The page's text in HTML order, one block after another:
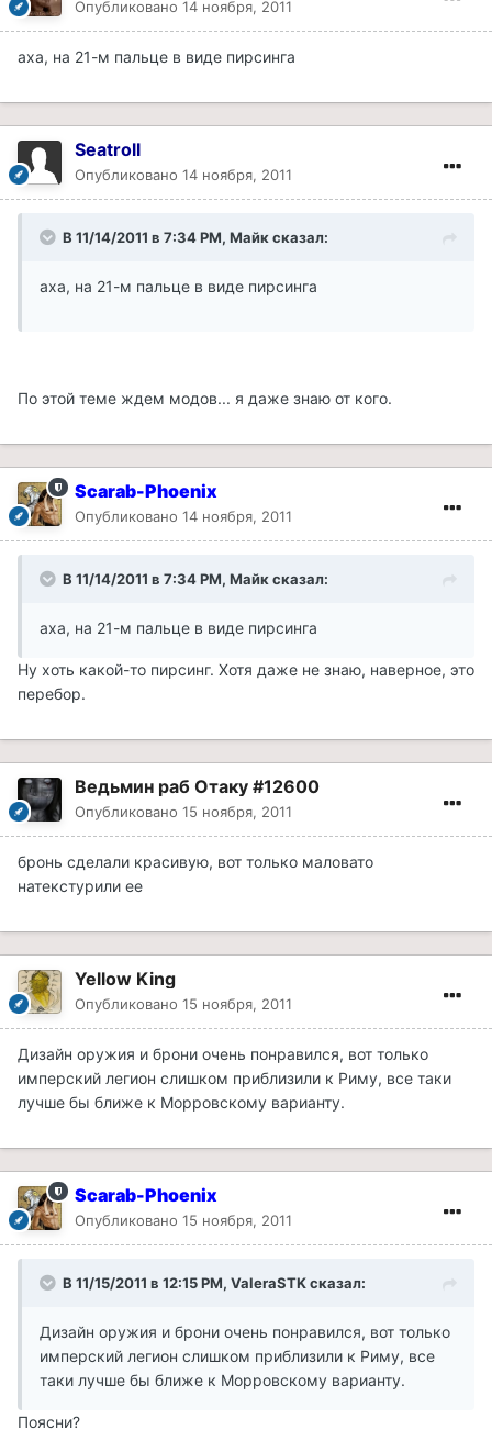
Опубликовано 14 ноября, 2011
аха, на 21-м пальце в виде пирсинга
Seatroll
Опубликовано 14 ноября, 2011
В 11/14/2011 в 7:34 PM, Майк сказал:
аха, на 21-м пальце в виде пирсинга
По этой теме ждем модов... я даже знаю от кого.
Scarab-Phoenix
Опубликовано 14 ноября, 2011
В 11/14/2011 в 7:34 PM, Майк сказал:
аха, на 21-м пальце в виде пирсинга
Ну хоть какой-то пирсинг. Хотя даже не знаю, наверное, это
перебор.
Ведьмин раб Отаку #12600
Опубликовано 15 ноября, 2011
бронь сделали красивую, вот только маловато
натекстурили ее
Yellow King
Опубликовано 15 ноября, 2011
Дизайн оружия и брони очень понравился, вот только
имперский легион слишком приблизили к Риму, все таки
лучше бы ближе к Морровскому варианту.
Scarab-Phoenix
Опубликовано 15 ноября, 2011
В 11/15/2011 в 12:15 PM, ValeraSTK сказал:
Дизайн оружия и брони очень понравился, вот только
имперский легион слишком приблизили к Риму, все
таки лучше бы ближе к Морровскому варианту.
Поясни?